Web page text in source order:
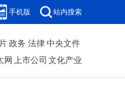
手机版 站内搜索
政务 法律 中央文件
网 上市公司 文化产业